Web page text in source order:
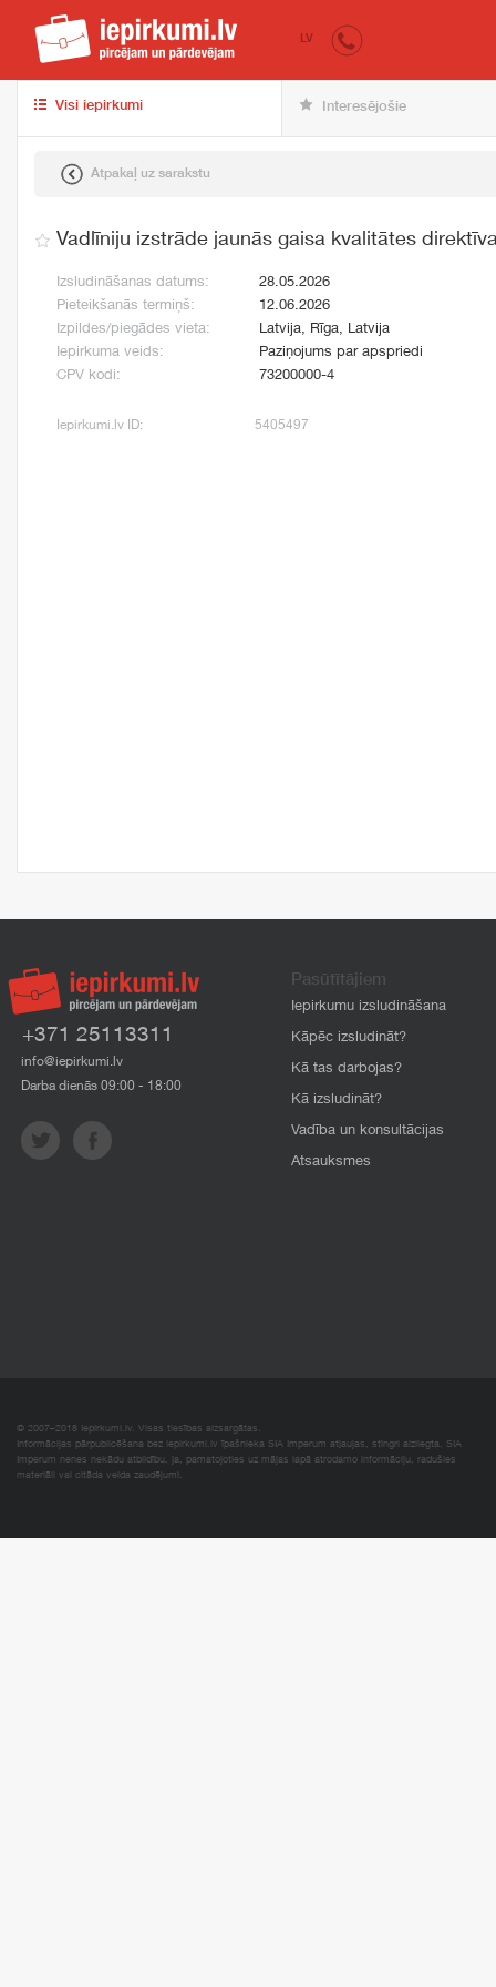
iepirkumi.lv
LV
Visi iepirkumi Interesējošie
Atpakaļ uz sarakstu
Vadlīniju izstrāde jaunās gaisa kvalitātes
Izsludināšanas datums:
28.05.2026
Pieteikšanās termiņš:
12.06.2026
Izpildes/piegādes vieta:
Latvija, Rīga, Latvija
Iepirkuma veids:
Paziņojums par apspriedi
CPV kodi:
73200000-4
Iepirkumi.lv ID: 5405497
+371 25113311
info@iepirkumi.lv
Darba dienās 09:00 - 18:00
Pasūtītājiem
Iepirkumu izsludināšana
Kāpēc izsludināt?
Kā tas darbojas?
Kā izsludināt?
Vadība un konsultācijas
Atsauksmes
© 2007–2018 Iepirkumi.lv. Visas tiesības aizsargātas.
Informācijas pārpublicēšana bez iepirkumi.lv īpašnieka SIA Imperum atļaujas, stingri aizliegta. SIA
Imperum nenes nekādu atbildību, ja, pamatojoties uz mājas lapā atrodamo informāciju, radušies
materiāli vai citāda veida zaudējumi.